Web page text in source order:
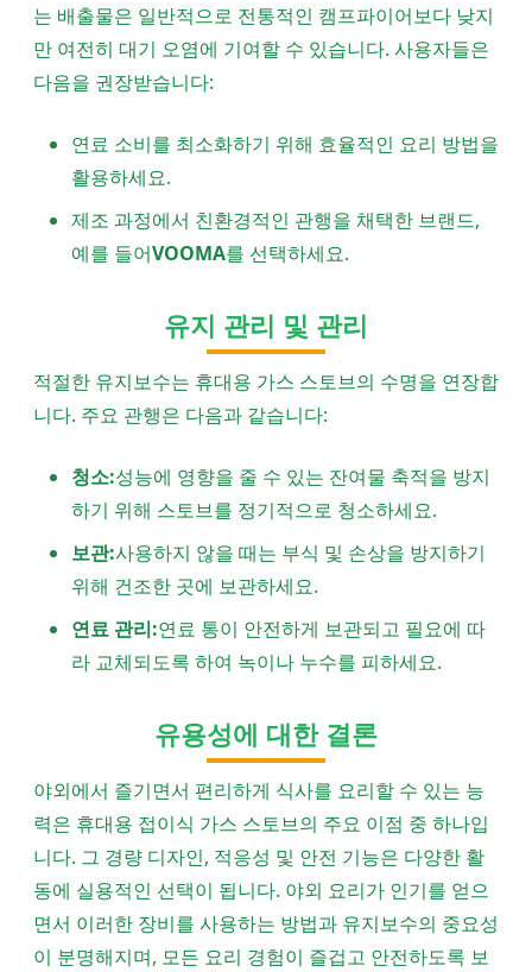
는 배출물은 일반적으로 전통적인 캠프파이어보다 낮지
만 여전히 대기 오염에 기여할 수 있습니다. 사용자들은
다음을 권장받습니다:
연료 소비를 최소화하기 위해 효율적인 요리 방법을
활용하세요.
제조 과정에서 친환경적인 관행을 채택한 브랜드,
예를 들어VOOMA를 선택하세요.
유지 관리 및 관리
적절한 유지보수는 휴대용 가스 스토브의 수명을 연장합
니다. 주요 관행은 다음과 같습니다:
청소:성능에 영향을 줄 수 있는 잔여물 축적을 방지
하기 위해 스토브를 정기적으로 청소하세요.
보관:사용하지 않을 때는 부식 및 손상을 방지하기
위해 건조한 곳에 보관하세요.
연료 관리:연료 통이 안전하게 보관되고 필요에 따
라 교체되도록 하여 녹이나 누수를 피하세요.
유용성에 대한 결론
야외에서 즐기면서 편리하게 식사를 요리할 수 있는 능
력은 휴대용 접이식 가스 스토브의 주요 이점 중 하나입
니다. 그 경량 디자인, 적응성 및 안전 기능은 다양한 활
동에 실용적인 선택이 됩니다. 야외 요리가 인기를 얻으
면서 이러한 장비를 사용하는 방법과 유지보수의 중요성
이 분명해지며, 모든 요리 경험이 즐겁고 안전하도록 보